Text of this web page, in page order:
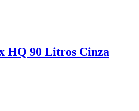
HQ 90 Litros Cinza